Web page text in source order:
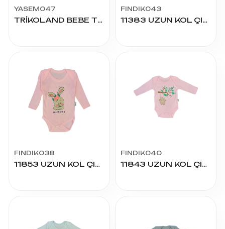
YASEM047
TRİKOLAND BEBE TRİKO BATTANİYE
FINDIK043
11383 UZUN KOL ÇITÇITLI BADY
FINDIK038
11853 UZUN KOL ÇITÇITLI BADY
FINDIK040
11843 UZUN KOL ÇITÇITLI BADY